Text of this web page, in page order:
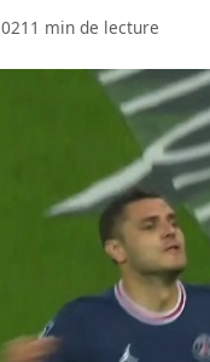
1 min de lecture